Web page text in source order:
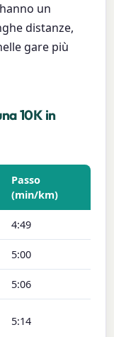
un
distanze,
gare più
10K in
Passo
(min/km)
4:49
5:00
5:06
5:14